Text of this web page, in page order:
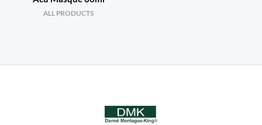
ALL PRODUCTS